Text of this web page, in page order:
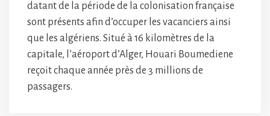
datant de la période de la colonisation française
sont présents afin d’occuper les vacanciers ainsi
que les algériens. Situé à 16 kilomètres de la
capitale, l’aéroport d’Alger, Houari Boumediene
reçoit chaque année près de 3 millions de
passagers.